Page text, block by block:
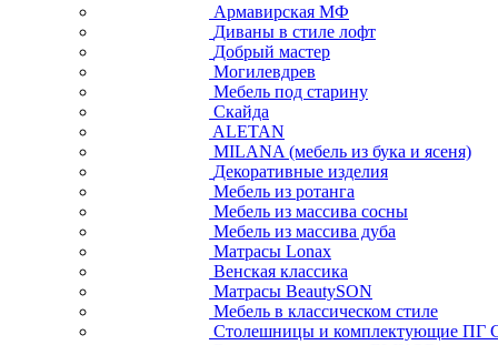
Армавирская МФ
Диваны в стиле лофт
Добрый мастер
Могилевдрев
Мебель под старину
Скайда
ALETAN
MILANA (мебель из бука и ясеня)
Декоративные изделия
Мебель из ротанга
Мебель из массива сосны
Мебель из массива дуба
Матрасы Lonax
Венская классика
Матрасы BeautySON
Мебель в классическом стиле
Столешницы и комплектующие ПГ